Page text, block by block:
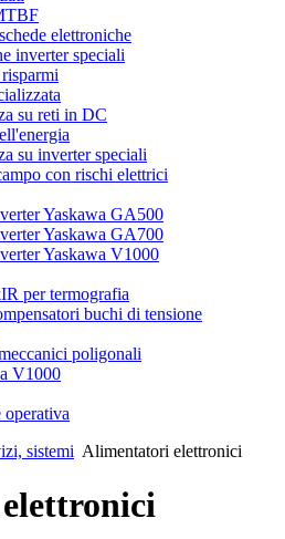
elettroniche
inverter speciali
su reti in DC
su inverter speciali
con rischi elettrici
Yaskawa GA500
Yaskawa GA700
Yaskawa V1000
per termografia
buchi di tensione
poligonali
V1000
operativa
sistemi Alimentatori elettronici